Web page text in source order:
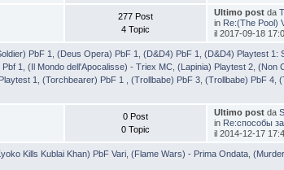
277 Post
4 Topic
Ultimo postda
in Re:(The Pool)
il 2017-09-18
PbF 1 ,(Deus Opera) PbF 1 ,(D&D4) PbF 1 ,(D&D4) Playtest 1:
1 ,(Il Mondo dell'Apocalisse) - Triex MC ,(Lapinia) Playtest 2 ,(Non
1 ,(Torchbearer) PbF 1 ,(Trollbabe) PbF 3 ,(Trollbabe) PbF 4 ,
0 Post
0 Topic
Ultimo postda
in Re:способы
il 2014-12-17
Kills Kublai Khan) PbF Vari ,(Flame Wars) - Prima Ondata ,